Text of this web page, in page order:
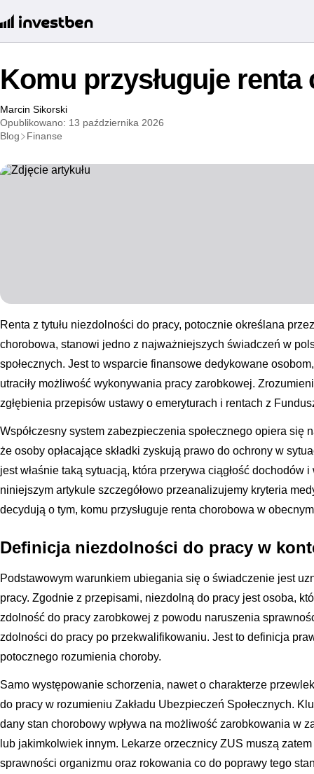
Komu przysługuje
Marcin Sikorski
Opublikowano: 13 października 2026
Blog
Finanse
Renta z tytułu niezdolności do pracy, potocznie określana
chorobowa, stanowi jedno z najważniejszych świadczeń w
społecznych. Jest to wsparcie finansowe dedykowane
utraciły możliwość wykonywania pracy zarobkowej.
zgłębienia przepisów ustawy o emeryturach i rentach z
Współczesny system zabezpieczenia społecznego opiera się
że osoby opłacające składki zyskują prawo do ochrony w
jest właśnie taką sytuacją, która przerywa ciągłość dochodów
niniejszym artykule szczegółowo przeanalizujemy kryteria
decydują o tym, komu przysługuje renta chorobowa w
Definicja niezdolności do pracy w
Podstawowym warunkiem ubiegania się o świadczenie jest
pracy. Zgodnie z przepisami, niezdolną do pracy jest osoba,
zdolność do pracy zarobkowej z powodu naruszenia
zdolności do pracy po przekwalifikowaniu. Jest to definicja
potocznego rozumienia choroby.
Samo występowanie schorzenia, nawet o charakterze
do pracy w rozumieniu Zakładu Ubezpieczeń Społecznych.
dany stan chorobowy wpływa na możliwość zarobkowania w
lub jakimkolwiek innym. Lekarze orzecznicy ZUS muszą
sprawności organizmu oraz rokowania co do poprawy tego